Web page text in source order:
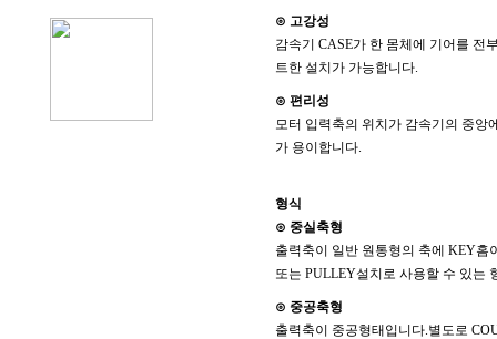
⊙ 고강성
감속기 CASE가 한 몸체에 기어를 전
트한 설치가 가능합니다.
⊙ 편리성
모터 입력축의 위치가 감속기의 중앙
가 용이합니다.
형식
⊙ 중실축형
출력축이 일반 원통형의 축에 KEY홈
또는 PULLEY설치로 사용할 수 있는
⊙ 중공축형
출력축이 중공형태입니다.별도로